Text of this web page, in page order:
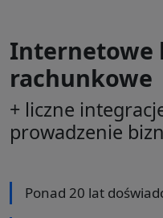
Internetowe
rachunkowe
+ liczne
prowadzenie
Ponad 20 lat